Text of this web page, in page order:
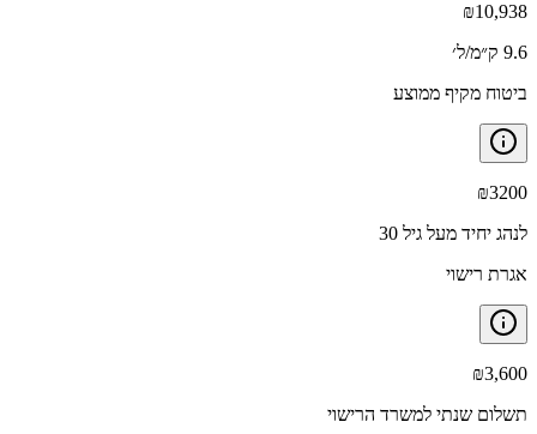
₪10,938
9.6 ק״מ/ל׳
ביטוח מקיף ממוצע
₪3200
לנהג יחיד מעל גיל 30
אגרת רישוי
₪3,600
תשלום שנתי למשרד הרישוי